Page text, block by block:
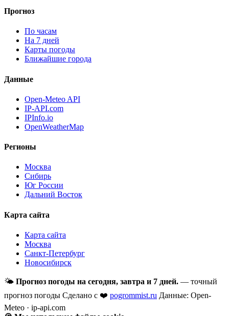
Прогноз
По часам
На 7 дней
Карты погоды
Ближайшие города
Данные
Open-Meteo API
IP-API.com
IPInfo.io
OpenWeatherMap
Регионы
Москва
Сибирь
Юг России
Дальний Восток
Карта сайта
Карта сайта
Москва
Санкт-Петербург
Новосибирск
🌤 Прогноз погоды на сегодня, завтра и 7 дней. — точный
прогноз погоды Сделано с ❤️ pogrommist.ru Данные: Open-
Meteo · ip-api.com